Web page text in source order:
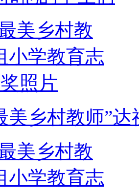
美乡村教师”